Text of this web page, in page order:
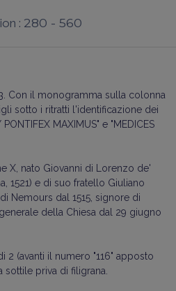
: 280 - 560
Con il monogramma sulla colonna
sotto i ritratti l'identificazione dei
MAXIMUS" e "MEDICES
X, nato Giovanni di Lorenzo de'
1521) e di suo fratello Giuliano
Nemours dal 1515, signore di
della Chiesa dal 29 giugno
2 (avanti il numero "116" apposto
sottile priva di filigrana.